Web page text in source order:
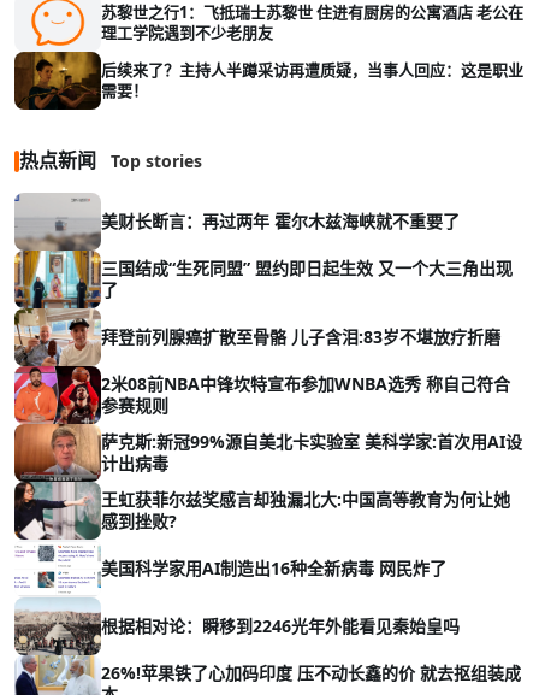
苏黎世之行1：飞抵瑞士苏黎世 住进有厨房的公寓酒店 老公在
理工学院遇到不少老朋友
后续来了？主持人半蹲采访再遭质疑，当事人回应：这是职业
需要！
热点新闻 Top stories
美财长断言：再过两年 霍尔木兹海峡就不重要了
三国结成“生死同盟” 盟约即日起生效 又一个大三角出现
了
拜登前列腺癌扩散至骨骼 儿子含泪:83岁不堪放疗折磨
2米08前NBA中锋坎特宣布参加WNBA选秀 称自己符合
参赛规则
萨克斯:新冠99%源自美北卡实验室 美科学家:首次用AI设
计出病毒
王虹获菲尔兹奖感言却独漏北大:中国高等教育为何让她
感到挫败?
美国科学家用AI制造出16种全新病毒 网民炸了
根据相对论：瞬移到2246光年外能看见秦始皇吗
26%!苹果铁了心加码印度 压不动长鑫的价 就去抠组装成